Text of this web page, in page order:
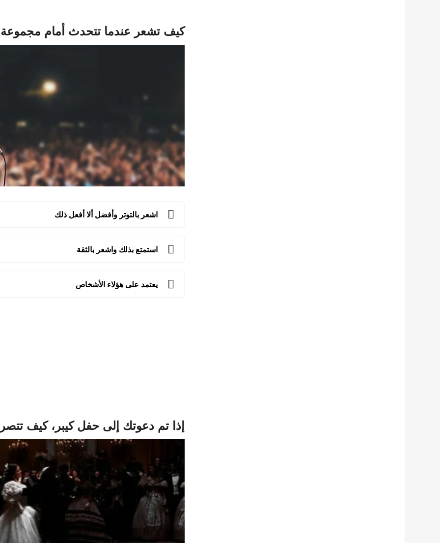
كيف تشعر عندما تتحدث أمام
اشعر بالتوتر وأفضل ألا أفعل ذلك
استمتع بذلك واشعر بالثقة
يعتمد على هؤلاء الأشخاص
إذا تم دعوتك إلى حفل كيبر، كيف